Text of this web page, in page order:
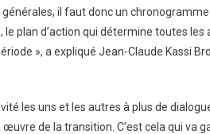
il faut donc un
plan d’action qui détermine toutes
», a expliqué Jean-Claude Kassi
les uns et les autres à plus de
de la transition. C’est cela qui va